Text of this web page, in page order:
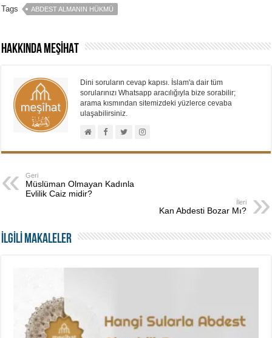
Tags ABDEST ALMANIN HÜKMÜ
Hakkında MEŞİHAT
Dini soruların cevap kapısı. İslam'a dair tüm
sorularınızı Whatsapp aracılığıyla bize sorabilir;
arama kısmından sitemizdeki yüzlerce cevaba
ulaşabilirsiniz.
Geri
Müslüman Olmayan Kadınla
Evlilik Caiz midir?
İleri
Kan Abdesti Bozar Mı?
İLGİLİ MAKALELER